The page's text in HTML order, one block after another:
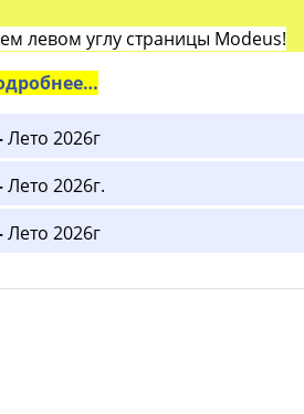
левом углу страницы Modeus!
Лето 2026г
Лето 2026г.
Лето 2026г